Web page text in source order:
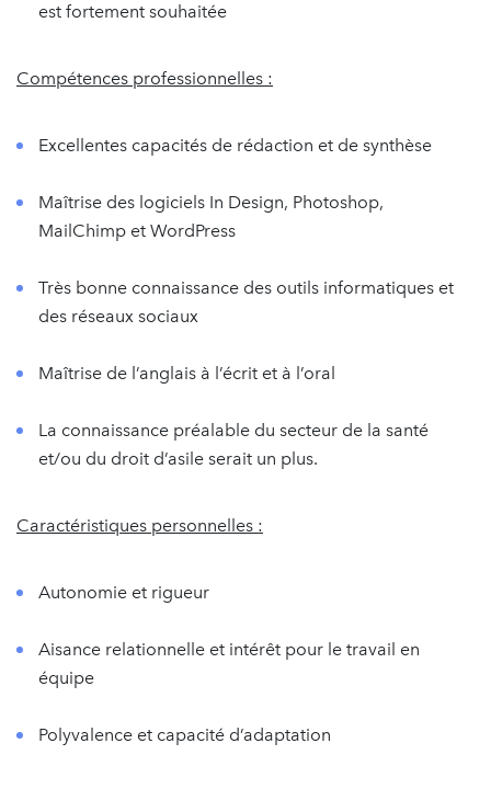
est fortement souhaitée
Compétences professionnelles :
Excellentes capacités de rédaction et de synthèse
Maîtrise des logiciels In Design, Photoshop,
MailChimp et WordPress
Très bonne connaissance des outils informatiques et
des réseaux sociaux
Maîtrise de l’anglais à l’écrit et à l’oral
La connaissance préalable du secteur de la santé
et/ou du droit d’asile serait un plus.
Caractéristiques personnelles :
Autonomie et rigueur
Aisance relationnelle et intérêt pour le travail en
équipe
Polyvalence et capacité d’adaptation